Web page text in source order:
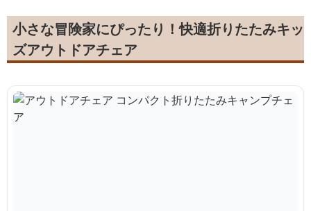
小さな冒険家にぴったり！快適折りたたみキッ
ズアウトドアチェア